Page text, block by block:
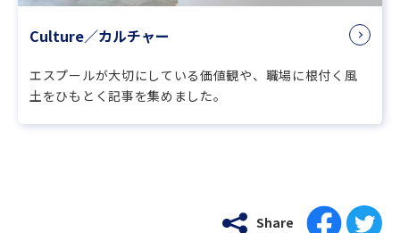
Culture／カルチャー
エスプールが大切にしている価値観や、職場に根付く風
土をひもとく記事を集めました。
Share